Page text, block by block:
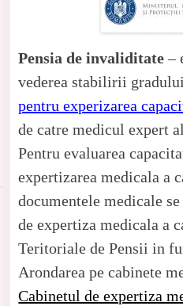
Pensia de invaliditate–
vederea stabilirii
pentru experizarea
de catre medicul expert
Pentru evaluarea
expertizarea medicala a
documentele medicale
de expertiza medicala a
Teritoriale de Pensii in
Arondarea pe cabinete
Cabinetul de expertiza